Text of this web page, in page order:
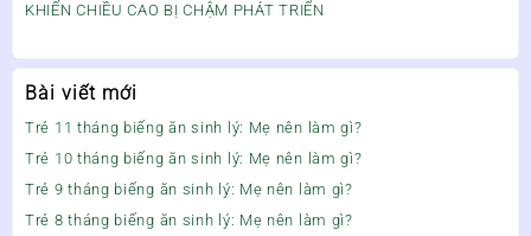
KHIẾN CHIỀU CAO BỊ CHẬM PHÁT TRIỂN
Bài viết mới
Trẻ 11 tháng biếng ăn sinh lý: Mẹ nên làm gì?
Trẻ 10 tháng biếng ăn sinh lý: Mẹ nên làm gì?
Trẻ 9 tháng biếng ăn sinh lý: Mẹ nên làm gì?
Trẻ 8 tháng biếng ăn sinh lý: Mẹ nên làm gì?